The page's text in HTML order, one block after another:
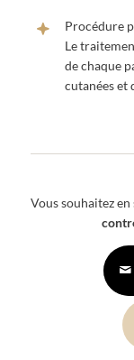
Procédure
Le
de chaque
cutanées et
Vous souhaitez